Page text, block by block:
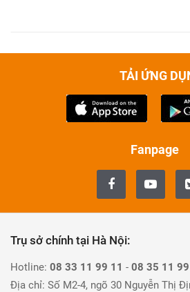
TẢI ỨNG
Fanpage
Trụ sở chính tại Hà Nội:
Hotline: 08 33 11 99 11 - 08 35 11 99
Địa chỉ: Số M2-4, ngõ 30 Nguyễn Thị